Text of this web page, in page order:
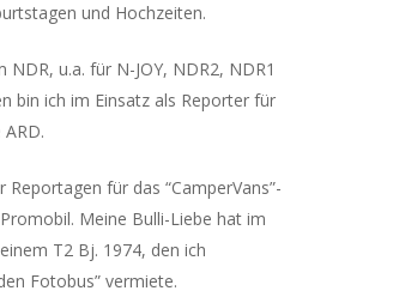
und Hochzeiten.
u.a. für N-JOY, NDR2, NDR1
bin ich im Einsatz als Reporter für
für das “CamperVans”-
Meine Bulli-Liebe hat im
T2 Bj. 1974, den ich
Fotobus” vermiete.